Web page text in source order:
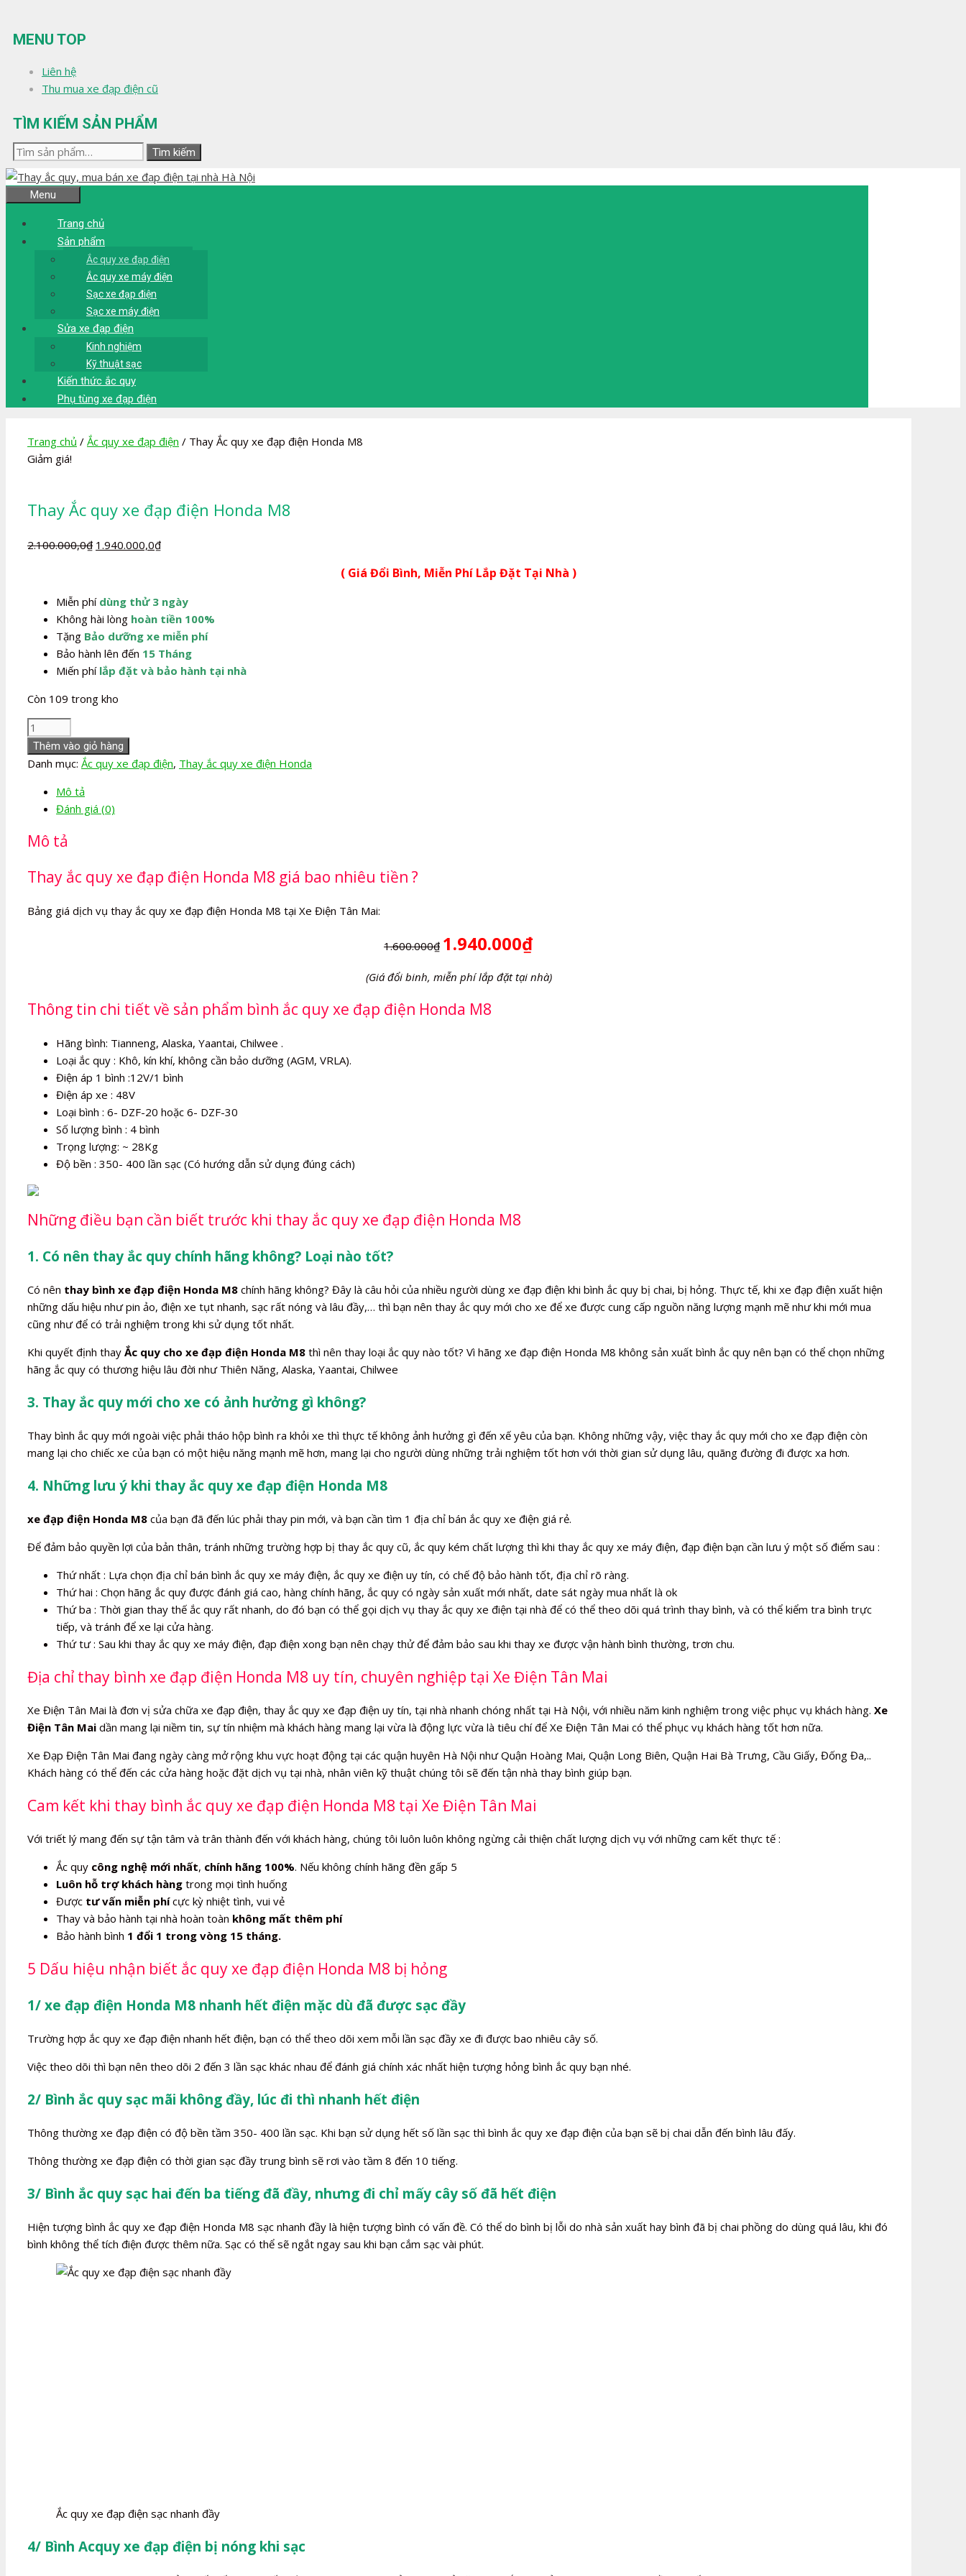
đến
nội
MENU TOP
Liên hệ
Thu mua xe đạp điện cũ
TÌM KIẾM SẢN PHẨM
Tìm
kiếm:
Tìm kiếm
Menu
Trang chủ
Sản phẩm
Ắc quy xe đạp điện
Ắc quy xe máy điện
Sạc xe đạp điện
Sạc xe máy điện
Sửa xe đạp điện
Kinh nghiệm
Kỹ thuật sạc
Kiến thức ắc quy
Phụ tùng xe đạp điện
Trang chủ / Ắc quy xe đạp điện / Thay Ắc quy xe đạp điện Honda M8
Giảm giá!
Thay Ắc quy xe đạp điện Honda M8
2.100.000,0₫ Giá
2.100.000,0₫.
1.940.000,0₫Giá
1.940.000,0₫.
( Giá Đổi Bình, Miễn Phí Lắp Đặt Tại Nhà )
Miễn phí dùng thử 3 ngày
Không hài lòng hoàn tiền 100%
Tặng Bảo dưỡng xe miễn phí
Bảo hành lên đến 15 Tháng
Miến phí lắp đặt và bảo hành tại nhà
Còn 109 trong kho
Thay
Ắc
quy
đạp
điện
M8
lượng
Thêm vào giỏ hàng
Danh mục: Ắc quy xe đạp điện, Thay ắc quy xe điện Honda
Mô tả
Đánh giá (0)
Mô tả
Thay ắc quy xe đạp điện Honda M8 giá bao nhiêu tiền ?
Bảng giá dịch vụ thay ắc quy xe đạp điện Honda M8 tại Xe Điện Tân Mai:
1.600.000₫ 1.940.000₫
(Giá đổi binh, miễn phí lắp đặt tại nhà)
Thông tin chi tiết về sản phẩm bình ắc quy xe đạp điện Honda M8
Hãng bình: Tianneng, Alaska, Yaantai, Chilwee .
Loại ắc quy : Khô, kín khí, không cần bảo dưỡng (AGM, VRLA).
Điện áp 1 bình :12V/1 bình
Điện áp xe : 48V
Loại bình : 6- DZF-20 hoặc 6- DZF-30
Số lượng bình : 4 bình
Trọng lượng: ~ 28Kg
Độ bền : 350- 400 lần sạc (Có hướng dẫn sử dụng đúng cách)
Những điều bạn cần biết trước khi thay ắc quy xe đạp điện Honda M8
1. Có nên thay ắc quy chính hãng không? Loại nào tốt?
Có nên thay bình xe đạp điện Honda M8 chính hãng không? Đây là câu hỏi của nhiều người dùng xe đạp điện khi bình ắc quy bị chai, bị hỏng. Thực tế, khi xe đạp điện xuất hiện
những dấu hiệu như pin ảo, điện xe tụt nhanh, sạc rất nóng và lâu đầy,… thì bạn nên thay ắc quy mới cho xe để xe được cung cấp nguồn năng lượng mạnh mẽ như khi mới mua
cũng như để có trải nghiệm trong khi sử dụng tốt nhất.
Khi quyết định thay Ắc quy cho xe đạp điện Honda M8 thì nên thay loại ắc quy nào tốt? Vì hãng xe đạp điện Honda M8 không sản xuất bình ắc quy nên bạn có thể chọn những
hãng ắc quy có thương hiệu lâu đời như Thiên Năng, Alaska, Yaantai, Chilwee
3. Thay ắc quy mới cho xe có ảnh hưởng gì không?
Thay bình ắc quy mới ngoài việc phải tháo hộp bình ra khỏi xe thì thực tế không ảnh hưởng gì đến xế yêu của bạn. Không những vậy, việc thay ắc quy mới cho xe đạp điện còn
mang lại cho chiếc xe của bạn có một hiệu năng mạnh mẽ hơn, mang lại cho người dùng những trải nghiệm tốt hơn với thời gian sử dụng lâu, quãng đường đi được xa hơn.
4. Những lưu ý khi thay ắc quy xe đạp điện Honda M8
xe đạp điện Honda M8 của bạn đã đến lúc phải thay pin mới, và bạn cần tìm 1 địa chỉ bán ắc quy xe điện giá rẻ.
Để đảm bảo quyền lợi của bản thân, tránh những trường hợp bị thay ắc quy cũ, ắc quy kém chất lượng thì khi thay ắc quy xe máy điện, đạp điện bạn cần lưu ý một số điểm sau :
Thứ nhất : Lựa chọn địa chỉ bán bình ắc quy xe máy điện, ắc quy xe điện uy tín, có chế độ bảo hành tốt, địa chỉ rõ ràng.
Thứ hai : Chọn hãng ắc quy được đánh giá cao, hàng chính hãng, ắc quy có ngày sản xuất mới nhất, date sát ngày mua nhất là ok
Thứ ba : Thời gian thay thế ắc quy rất nhanh, do đó bạn có thể gọi dịch vụ thay ắc quy xe điện tại nhà để có thể theo dõi quá trình thay bình, và có thể kiểm tra bình trực
tiếp, và tránh để xe lại cửa hàng.
Thứ tư : Sau khi thay ắc quy xe máy điện, đạp điện xong bạn nên chạy thử để đảm bảo sau khi thay xe được vận hành bình thường, trơn chu.
Địa chỉ thay bình xe đạp điện Honda M8 uy tín, chuyên nghiệp tại Xe Điện Tân Mai
Xe Điện Tân Mai là đơn vị sửa chữa xe đạp điện, thay ắc quy xe đạp điện uy tín, tại nhà nhanh chóng nhất tại Hà Nội, với nhiều năm kinh nghiệm trong việc phục vụ khách hàng. Xe
Điện Tân Mai dần mang lại niềm tin, sự tín nhiệm mà khách hàng mang lại vừa là động lực vừa là tiêu chí để Xe Điện Tân Mai có thể phục vụ khách hàng tốt hơn nữa.
Xe Đạp Điện Tân Mai đang ngày càng mở rộng khu vực hoạt động tại các quận huyên Hà Nội như Quận Hoàng Mai, Quận Long Biên, Quận Hai Bà Trưng, Cầu Giấy, Đống Đa,..
Khách hàng có thể đến các cửa hàng hoặc đặt dịch vụ tại nhà, nhân viên kỹ thuật chúng tôi sẽ đến tận nhà thay bình giúp bạn.
Cam kết khi thay bình ắc quy xe đạp điện Honda M8 tại Xe Điện Tân Mai
Với triết lý mang đến sự tận tâm và trân thành đến với khách hàng, chúng tôi luôn luôn không ngừng cải thiện chất lượng dịch vụ với những cam kết thực tế :
Ắc quy công nghệ mới nhất, chính hãng 100%. Nếu không chính hãng đền gấp 5
Luôn hỗ trợ khách hàng trong mọi tình huống
Được tư vấn miễn phícực kỳ nhiệt tình, vui vẻ
Thay và bảo hành tại nhà hoàn toàn không mất thêm phí
Bảo hành bình 1 đổi 1 trong vòng 15 tháng.
5 Dấu hiệu nhận biết ắc quy xe đạp điện Honda M8 bị hỏng
1/ xe đạp điện Honda M8 nhanh hết điện mặc dù đã được sạc đầy
Trường hợp ắc quy xe đạp điện nhanh hết điện, bạn có thể theo dõi xem mỗi lần sạc đầy xe đi được bao nhiêu cây số.
Việc theo dõi thì bạn nên theo dõi 2 đến 3 lần sạc khác nhau để đánh giá chính xác nhất hiện tượng hỏng bình ắc quy bạn nhé.
2/ Bình ắc quy sạc mãi không đầy, lúc đi thì nhanh hết điện
Thông thường xe đạp điện có độ bền tầm 350- 400 lần sạc. Khi bạn sử dụng hết số lần sạc thì bình ắc quy xe đạp điện của bạn sẽ bị chai dẫn đến bình lâu đấy.
Thông thường xe đạp điện có thời gian sạc đầy trung bình sẽ rơi vào tầm 8 đến 10 tiếng.
3/ Bình ắc quy sạc hai đến ba tiếng đã đầy, nhưng đi chỉ mấy cây số đã hết điện
Hiện tượng bình ắc quy xe đạp điện Honda M8 sạc nhanh đầy là hiện tượng bình có vấn đề. Có thể do bình bị lỗi do nhà sản xuất hay bình đã bị chai phồng do dùng quá lâu, khi đó
bình không thể tích điện được thêm nữa. Sạc có thể sẽ ngắt ngay sau khi bạn cắm sạc vài phút.
Ắc quy xe đạp điện sạc nhanh đầy
4/ Bình Acquy xe đạp điện bị nóng khi sạc